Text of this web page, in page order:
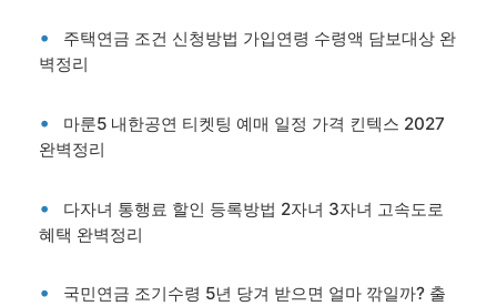
주택연금 조건 신청방법 가입연령 수령액 담보대상 완
벽정리
마룬5 내한공연 티켓팅 예매 일정 가격 킨텍스 2027
완벽정리
다자녀 통행료 할인 등록방법 2자녀 3자녀 고속도로
혜택 완벽정리
국민연금 조기수령 5년 당겨 받으면 얼마 깎일까? 출